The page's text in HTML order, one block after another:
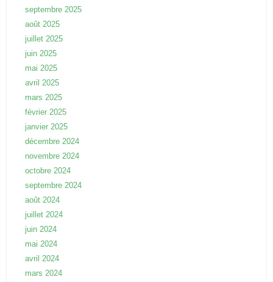
septembre 2025
août 2025
juillet 2025
juin 2025
mai 2025
avril 2025
mars 2025
février 2025
janvier 2025
décembre 2024
novembre 2024
octobre 2024
septembre 2024
août 2024
juillet 2024
juin 2024
mai 2024
avril 2024
mars 2024